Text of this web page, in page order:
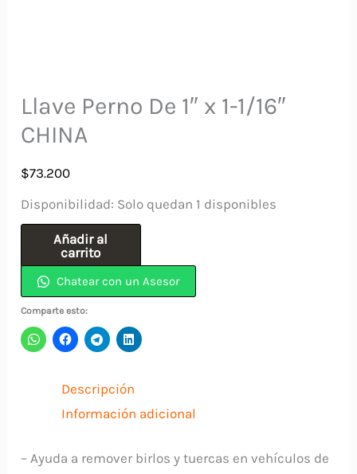
Llave Perno De 1″ x 1-1/16″
CHINA
$73.200
Disponibilidad: Solo quedan 1 disponibles
1"
x
Añadir al
carrito
Chatear con un Asesor
Comparte esto:
Descripción
Información adicional
– Ayuda a remover birlos y tuercas en vehículos de